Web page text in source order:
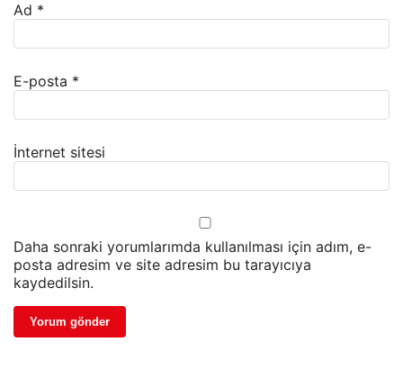
Ad *
E-posta *
İnternet sitesi
Daha sonraki yorumlarımda kullanılması için adım, e-
posta adresim ve site adresim bu tarayıcıya
kaydedilsin.